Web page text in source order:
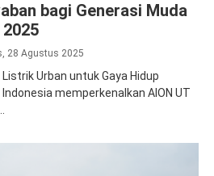
bagi Generasi Muda
28 Agustus 2025
Listrik Urban untuk Gaya Hidup
Indonesia memperkenalkan AION UT